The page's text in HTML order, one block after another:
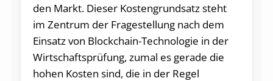
den Markt. Dieser Kostengrundsatz steht
im Zentrum der Fragestellung nach dem
Einsatz von Blockchain-Technologie in der
Wirtschaftsprüfung, zumal es gerade die
hohen Kosten sind, die in der Regel